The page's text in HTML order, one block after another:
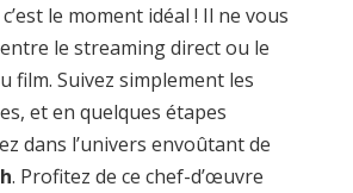
le moment idéal ! Il ne vous
le streaming direct ou le
film. Suivez simplement les
et en quelques étapes
dans l’univers envoûtant de
. Profitez de ce chef-d’œuvre